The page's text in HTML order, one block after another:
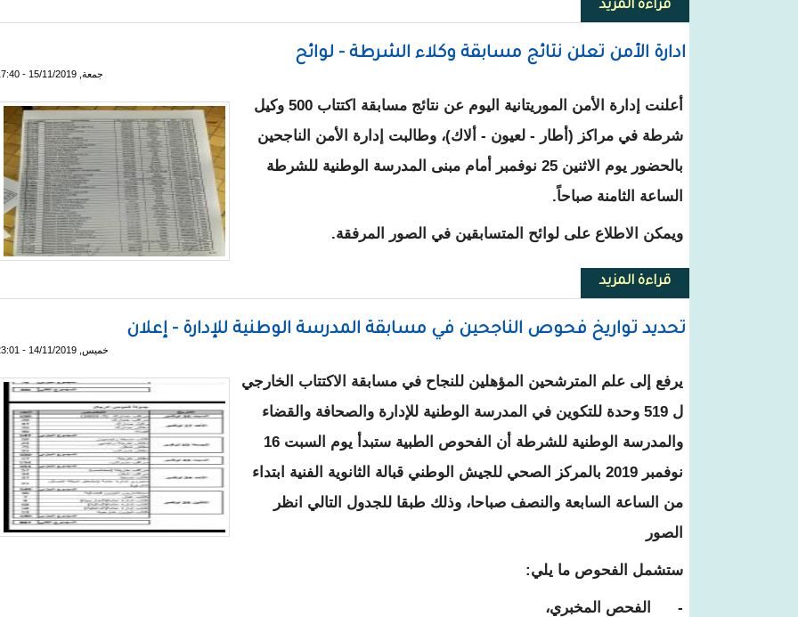
قراءة المزيدحول مصدر : وزارة التعليم ستكمل نقص (العقدويين) بأصحاب اللوائح التكميلية لمدارس تكوين
ادارة الأمن تعلن نتائج مسابقة وكلاء الشرطة - لوائح
جمعة, 15/11/2019 - 17:40
أعلنت إدارة الأمن الموريتانية اليوم عن نتائج مسابقة اكتتاب 500 وكيل
شرطة في مراكز (أطار - لعيون - ألاك)، وطالبت إدارة الأمن الناجحين
بالحضور يوم الاثنين 25 نوفمبر أمام مبنى المدرسة الوطنية للشرطة
الساعة الثامنة صباحاً.
ويمكن الاطلاع على لوائح المتسابقين في الصور المرفقة.
قراءة المزيدحول ادارة الأمن تعلن نتائج مسابقة وكلاء الشرطة - لوائح
تحديد تواريخ فحوص الناجحين في مسابقة المدرسة الوطنية للإدارة - إعلان
خميس, 14/11/2019 - 23:01
يرفع إلى علم المترشحين المؤهلين للنجاح في مسابقة الاكتتاب الخارجي
ل 519 وحدة للتكوين في المدرسة الوطنية للإدارة والصحافة والقضاء
والمدرسة الوطنية للشرطة أن الفحوص الطبية ستبدأ يوم السبت 16
نوفمبر 2019 بالمركز الصحي للجيش الوطني قبالة الثانوية الفنية ابتداء
من الساعة السابعة والنصف صباحا، وذلك طبقا للجدول التالي انظر
الصور
ستشمل الفحوص ما يلي:
- الفحص المخبري،